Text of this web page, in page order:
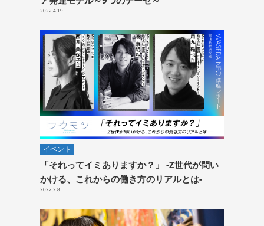
2022.4.19
イベント
「それってイミありますか？」 -Z世代が問い
かける、これからの働き方のリアルとは-
2022.2.8